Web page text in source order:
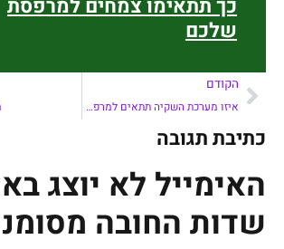
כך תתאימו צמחים למרפסת
שלכם
הקודם
איזו מערכת השקיה תתאים למרפסת שלי?
כתיבת תגובה
האימייל לא יוצג
שדות החובה